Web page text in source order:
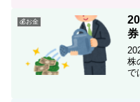
方
💰お金
株
で